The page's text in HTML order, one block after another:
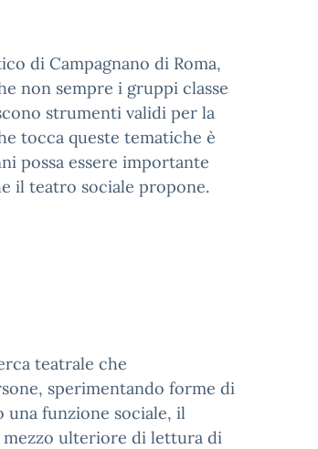
di Campagnano di Roma,
non sempre i gruppi classe
strumenti validi per la
tocca queste tematiche è
possa essere importante
il teatro sociale propone.
teatrale che
sperimentando forme di
una funzione sociale, il
mezzo ulteriore di lettura di